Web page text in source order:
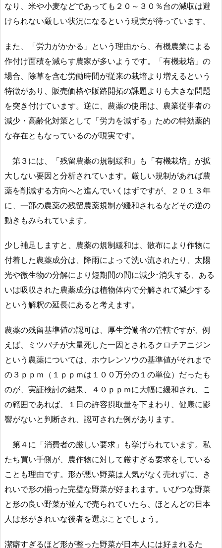
なり、米や小麦などであっても２０～３０％台の減収は避
けられない厳しい状況になるという現実が待っています。
また、「労力がかかる」という理由から、有機農業による
作付け面積を減らす農家が多いようです。「有機栽培」の
場合、除草を含む労働時間が従来の栽培より増えるという
特徴があり、販売価格や販路開拓の課題よりも大きな問題
を突き付けています。逆に、農薬の使用は、農業従事者の
減少・高齢化対策として「労力を減ずる」ための特効薬的
な存在ともなっているのが現実です。
第３には、「残留農薬の規制緩和」も「有機栽培」が拡
大しない要因と分析されています。厳しい規制があれば農
薬を削減する方向へと進んでいくはずですが、２０１３年
に、一部の農薬の残留農薬規制が緩和されるなどその逆の
動きもみられています。
少し補足しますと、農薬の規制緩和は、散布により作物に
付着した農薬成分は、降雨によって洗い流されたり、太陽
光や微生物の分解により短期間の間に減少･消失する、ある
いは吸収された農薬成分は植物体内で分解されて減少する
という解釈の延長にあると考えます。
農薬の残留基準値の認可は、厚生労働省の管轄ですが、例
えば、ミツバチが大量死した一因とされるクロチアニジン
という農薬については、ホウレンソウの基準値がそれまで
の３ｐｐｍ（１ｐｐｍは１００万分の１の単位）だったも
のが、実証検討の結果、４０ｐｐｍに大幅に緩和され、こ
の範囲であれば、１日の許容摂取量を下まわり、健康に影
響がないと判断され、認可された例があります。
第４に「消費者の厳しい要求」も挙げられています。私
たち買い手側が、農作物に対して厳すぎる要求をしている
ことも理由です。形が悪い野菜は人気がなく売れずに、き
れいで形の揃った完璧な野菜が好まれます。いびつな野菜
と形の良い野菜が並んで売られていたら、ほとんどの日本
人は形がきれいな後者を選ぶことでしょう。
潔癖すぎるほど形が整った野菜が日本人には好まれるた